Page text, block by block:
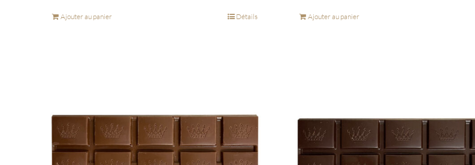
Ajouter au panier Détails Ajouter au panier